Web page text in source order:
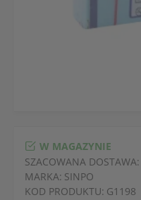
W MAGAZYNIE
SZACOWANA DOSTAWA:
MARKA: SINPO
KOD PRODUKTU: G1198